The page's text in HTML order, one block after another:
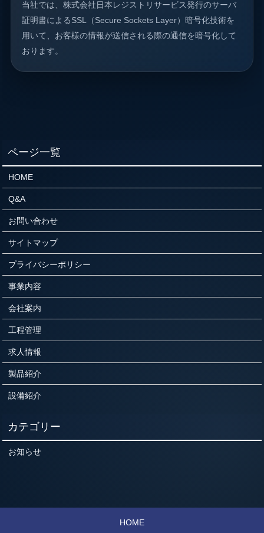
当社では、株式会社日本レジストリサービス発行のサーバ
証明書によるSSL（Secure Sockets Layer）暗号化技術を
用いて、お客様の情報が送信される際の通信を暗号化して
おります。
HOME
Q&A
お問い合わせ
サイトマップ
プライバシーポリシー
事業内容
会社案内
工程管理
求人情報
製品紹介
設備紹介
お知らせ
HOME